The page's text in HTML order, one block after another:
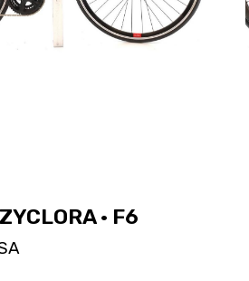
· F6